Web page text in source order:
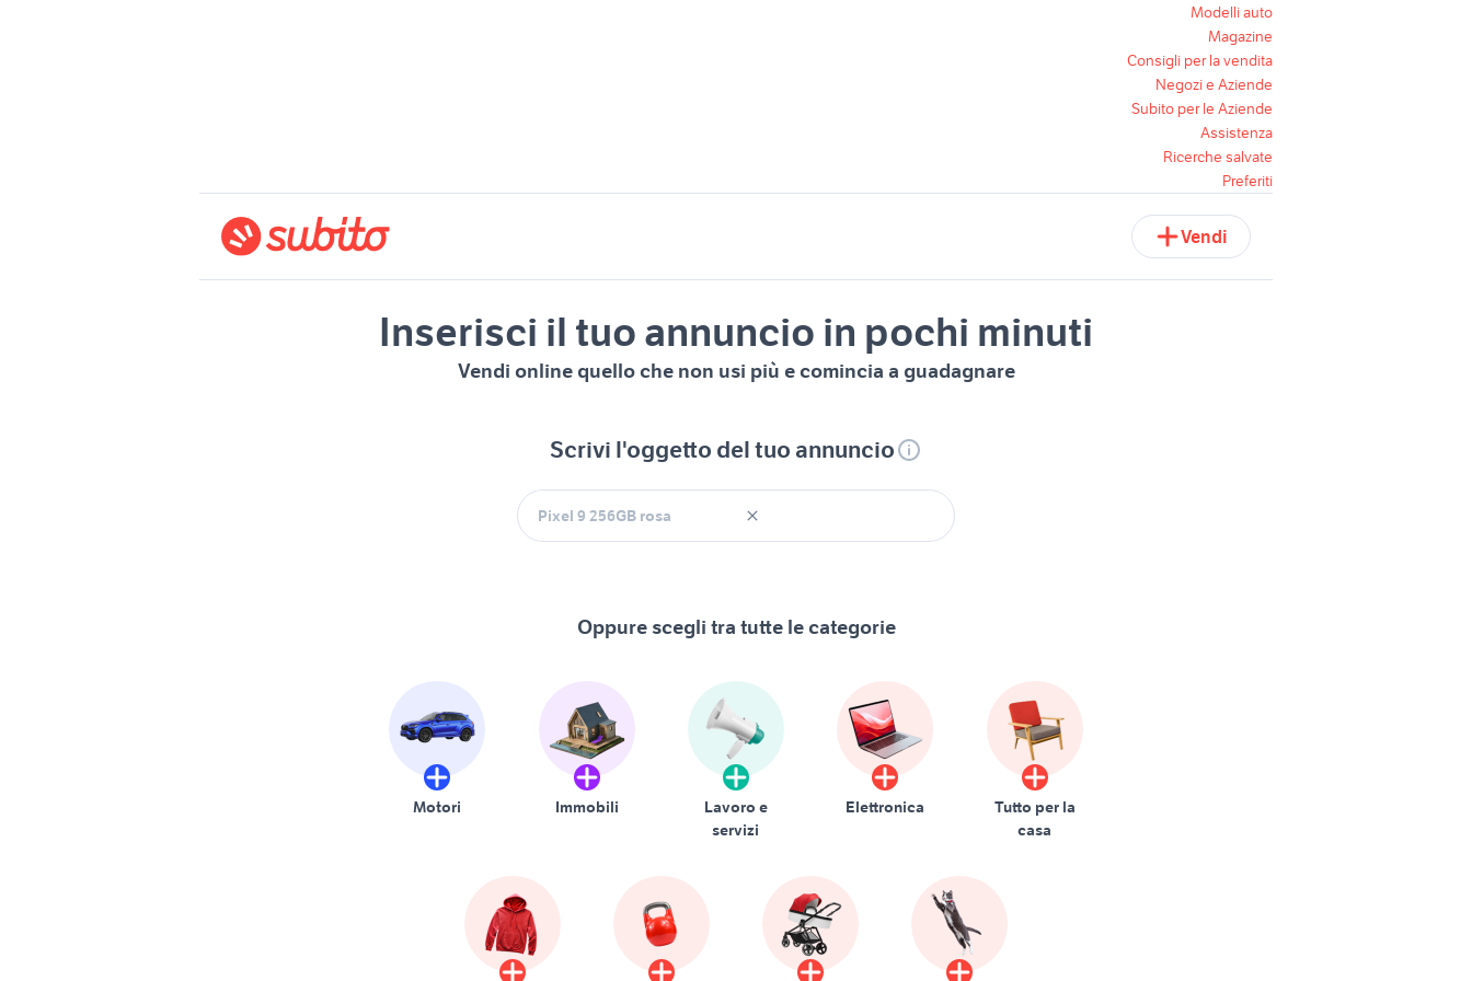
Modelli auto
Magazine
Consigli per la vendita
Negozi e Aziende
Subito per le Aziende
Assistenza
Ricerche salvate
Preferiti
Vendi
Inserisci il tuo annuncio in pochi minuti
Vendi online quello che non usi più e comincia a guadagnare
Scrivi l'oggetto del tuo annuncio
Oppure scegli tra tutte le categorie
Motori Immobili
Lavoro e
servizi
Elettronica
Tutto per la
casa